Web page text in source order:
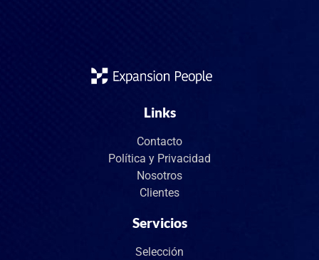
Links
Contacto
Política y Privacidad
Nosotros
Clientes
Servicios
Selección